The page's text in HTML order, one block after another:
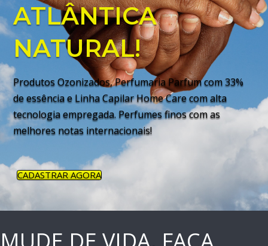
ATLÂNTICA
NATURAL!
Produtos Ozonizados, Perfumaria Parfum com 33%
de essência e Linha Capilar Home Care com alta
tecnologia empregada. Perfumes finos com as
melhores notas internacionais!
CADASTRAR AGORA